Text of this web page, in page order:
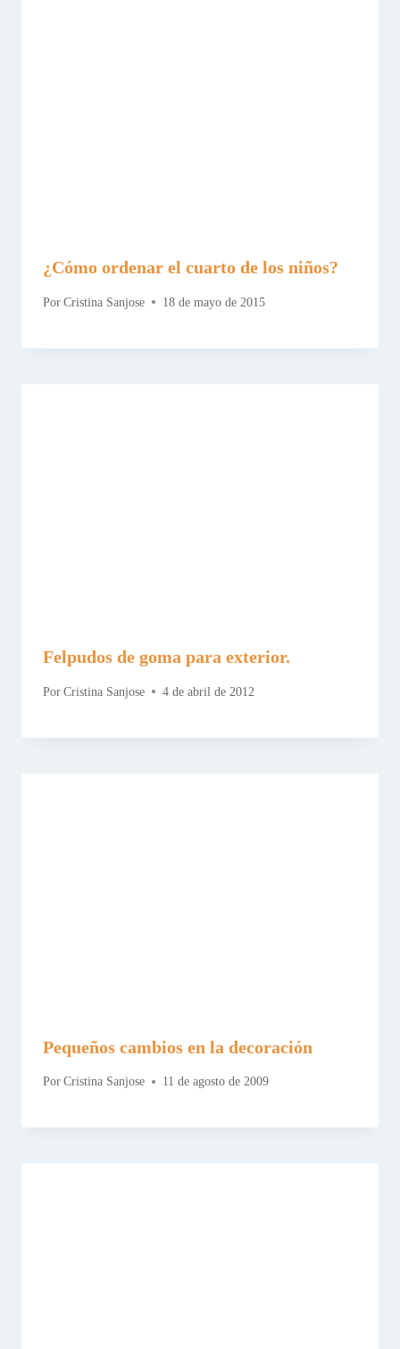
¿Cómo ordenar el cuarto de los niños?
Por Cristina Sanjose 18 de mayo de 2015
Felpudos de goma para exterior.
Por Cristina Sanjose 4 de abril de 2012
Pequeños cambios en la decoración
Por Cristina Sanjose 11 de agosto de 2009